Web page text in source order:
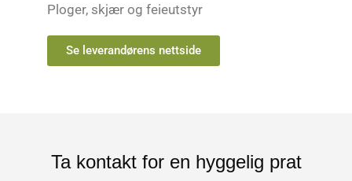
Ploger, skjær og feieutstyr
Se leverandørens nettside
Ta kontakt for en hyggelig prat